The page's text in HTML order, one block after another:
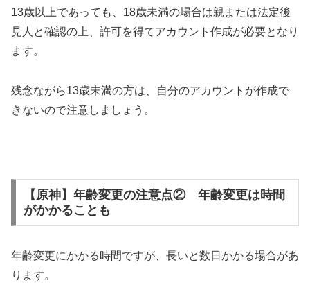
13歳以上であっても、18歳未満の場合は親または法定後
見人と確認の上、許可を得てアカウント作成が必要となり
ます。
残念ながら13歳未満の方は、自分のアカウントが作成で
きないので注意しましょう。
【原神】年齢変更の注意点② 年齢変更は時間
がかかることも
年齢変更にかかる時間ですが、長いと数日かかる場合があ
ります。